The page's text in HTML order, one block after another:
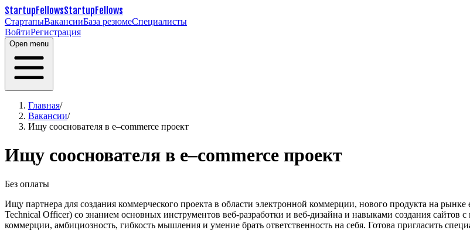
StartupFellowsStartupFellows
СтартапыВакансииБаза резюмеСпециалисты
ВойтиРегистрация
Open menu
Главная/
Вакансии/
Ищу сооснователя в e–commerce проект
Ищу сооснователя в e–commerce проект
Без оплаты
Ищу партнера для создания коммерческого проекта в области электронной коммерции, нового продукта на
Technical Officer) со знанием основных инструментов веб-разработки и веб-дизайна и навыками создания сайтов с
коммерции, амбициозность, гибкость мышления и умение брать ответственность на себя. Готова пригласить